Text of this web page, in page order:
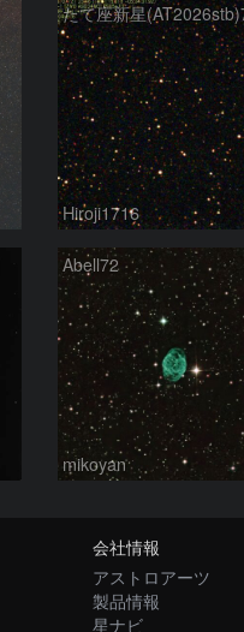
たて座新星
Hiroji1716
Abell72
mikoyan
会社情報
アストロアーツ
製品情報
星ナビ